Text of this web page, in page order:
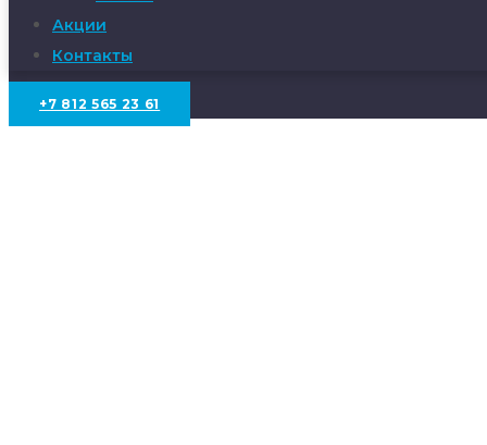
Акции
Контакты
+7 812 565 23 61